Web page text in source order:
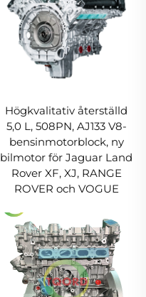
Högkvalitativ återställd
5,0 L, 508PN, AJ133 V8-
bensinmotorblock, ny
bilmotor för Jaguar Land
Rover XF, XJ, RANGE
ROVER och VOGUE